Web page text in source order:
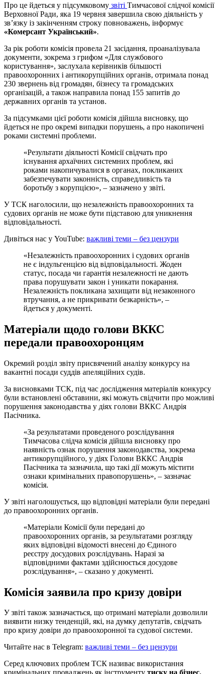
Про це йдеться у підсумковому звіті Тимчасової слідчої комісії
Верховної Ради, яка 19 червня завершила свою діяльність у
зв’язку із закінченням строку повноважень, інформує
«Комерсант Український».
За рік роботи комісія провела 21 засідання, проаналізувала
документи, зокрема з грифом «Для службового
користування», заслухала керівників більшості
правоохоронних і антикорупційних органів, отримала понад
230 звернень від громадян, бізнесу та громадських
організацій, а також направила понад 155 запитів до
державних органів та установ.
За підсумками цієї роботи комісія дійшла висновку, що
йдеться не про окремі випадки порушень, а про накопичені
роками системні проблеми.
«Результати діяльності Комісії свідчать про
існування архаїчних системних проблем, які
роками накопичувалися в органах, покликаних
забезпечувати законність, справедливість та
боротьбу з корупцією», – зазначено у звіті.
У ТСК наголосили, що незалежність правоохоронних та
судових органів не може бути підставою для уникнення
відповідальності.
Дивіться нас у YouTube: важливі теми – без цензури
«Незалежність правоохоронних і судових органів
не є індульгенцією від відповідальності. Жоден
статус, посада чи гарантія незалежності не дають
права порушувати закон і уникати покарання.
Незалежність покликана захищати від незаконного
втручання, а не прикривати безкарність», –
йдеться у документі.
Матеріали щодо голови ВККС
передали правоохоронцям
Окремий розділ звіту присвячений аналізу конкурсу на
вакантні посади суддів апеляційних судів.
За висновками ТСК, під час дослідження матеріалів конкурсу
були встановлені обставини, які можуть свідчити про можливі
порушення законодавства у діях голови ВККС Андрія
Пасічника.
«За результатами проведеного розслідування
Тимчасова слідча комісія дійшла висновку про
наявність ознак порушення законодавства, зокрема
антикорупційного, у діях Голови ВККС Андрія
Пасічника та зазначила, що такі дії можуть містити
ознаки кримінальних правопорушень», – зазначає
комісія.
У звіті наголошується, що відповідні матеріали були передані
до правоохоронних органів.
«Матеріали Комісії були передані до
правоохоронних органів, за результатами розгляду
яких відповідні відомості внесені до Єдиного
реєстру досудових розслідувань. Наразі за
відповідними фактами здійснюється досудове
розслідування», – сказано у документі.
Комісія заявила про кризу довіри
У звіті також зазначається, що отримані матеріали дозволили
виявити низку тенденцій, які, на думку депутатів, свідчать
про кризу довіри до правоохоронної та судової системи.
Читайте нас в Telegram: важливі теми – без цензури
Серед ключових проблем ТСК називає використання